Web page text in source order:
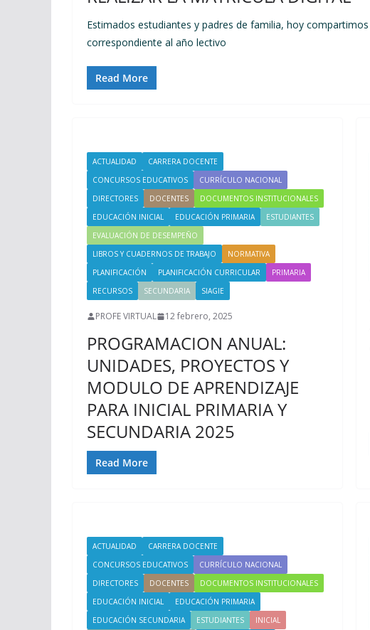
Estimados estudiantes y padres de familia, hoy
correspondiente al año lectivo
Read More
ACTUALIDAD
CARRERA DOCENTE
CONCURSOS EDUCATIVOS
CURRÍCULO NACIONAL
DIRECTORES
DOCENTES
DOCUMENTOS INSTITUCIONALES
EDUCACIÓN INICIAL
EDUCACIÓN PRIMARIA
ESTUDIANTES
EVALUACIÓN DE DESEMPEÑO
LIBROS Y CUADERNOS DE TRABAJO
NORMATIVA
PLANIFICACIÓN
PLANIFICACIÓN CURRICULAR
PRIMARIA
RECURSOS
SECUNDARIA SIAGIE
PROFE VIRTUAL 12 febrero, 2025
PROGRAMACION ANUAL:
UNIDADES, PROYECTOS Y
MODULO DE APRENDIZAJE
PARA INICIAL PRIMARIA Y
SECUNDARIA 2025
Read More
ACTUALIDAD
CARRERA DOCENTE
CONCURSOS EDUCATIVOS
CURRÍCULO NACIONAL
DIRECTORES
DOCENTES
DOCUMENTOS INSTITUCIONALES
EDUCACIÓN INICIAL
EDUCACIÓN PRIMARIA
EDUCACIÓN SECUNDARIA
ESTUDIANTES
INICIAL